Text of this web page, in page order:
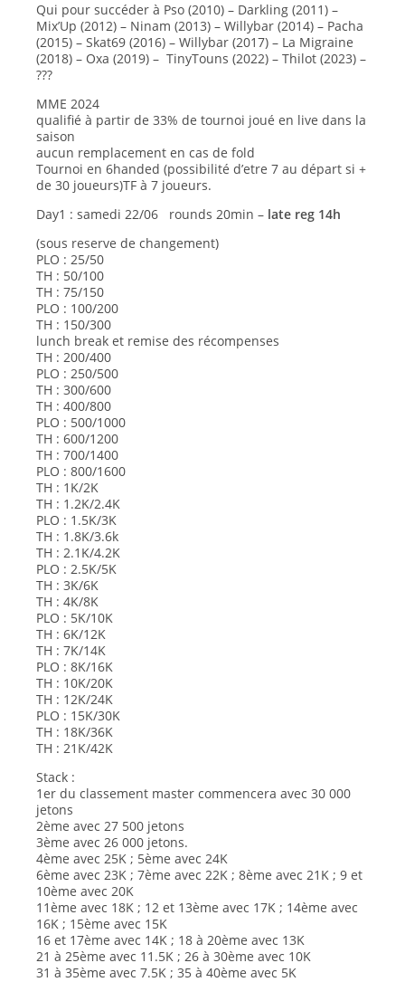
Qui pour succéder à Pso (2010) – Darkling (2011) –
Mix’Up (2012) – Ninam (2013) – Willybar (2014) – Pacha
(2015) – Skat69 (2016) – Willybar (2017) – La Migraine
(2018) – Oxa (2019) – TinyTouns (2022) – Thilot (2023) –
???
MME 2024
qualifié à partir de 33% de tournoi joué en live dans la
saison
aucun remplacement en cas de fold
Tournoi en 6handed (possibilité d’etre 7 au départ si +
de 30 joueurs)TF à 7 joueurs.
Day1 : samedi 22/06 rounds 20min – late reg 14h
(sous reserve de changement)
PLO : 25/50
TH : 50/100
TH : 75/150
PLO : 100/200
TH : 150/300
lunch break et remise des récompenses
TH : 200/400
PLO : 250/500
TH : 300/600
TH : 400/800
PLO : 500/1000
TH : 600/1200
TH : 700/1400
PLO : 800/1600
TH : 1K/2K
TH : 1.2K/2.4K
PLO : 1.5K/3K
TH : 1.8K/3.6k
TH : 2.1K/4.2K
PLO : 2.5K/5K
TH : 3K/6K
TH : 4K/8K
PLO : 5K/10K
TH : 6K/12K
TH : 7K/14K
PLO : 8K/16K
TH : 10K/20K
TH : 12K/24K
PLO : 15K/30K
TH : 18K/36K
TH : 21K/42K
Stack :
1er du classement master commencera avec 30 000
jetons
2ème avec 27 500 jetons
3ème avec 26 000 jetons.
4ème avec 25K ; 5ème avec 24K
6ème avec 23K ; 7ème avec 22K ; 8ème avec 21K ; 9 et
10ème avec 20K
11ème avec 18K ; 12 et 13ème avec 17K ; 14ème avec
16K ; 15ème avec 15K
16 et 17ème avec 14K ; 18 à 20ème avec 13K
21 à 25ème avec 11.5K ; 26 à 30ème avec 10K
31 à 35ème avec 7.5K ; 35 à 40ème avec 5K